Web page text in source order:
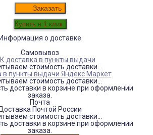
Заказать
Информация о доставке
Самовывоз
доставка в пункты выдачи
стоимость доставки...
в пункты выдачи Яндекс Маркет
стоимость доставки...
доставки в корзине при оформлении
заказа.
Почта
Почтой России
стоимость доставки...
доставки в корзине при оформлении
заказа.